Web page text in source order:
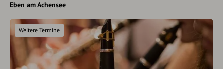
Eben am Achensee
Weitere Termine